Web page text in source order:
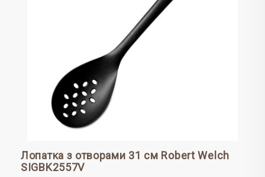
Лопатка з отворами 31 см Robert Welch
SIGBK2557V